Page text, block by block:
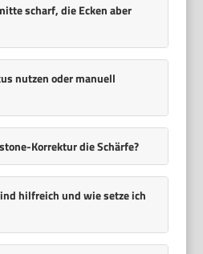
scharf, die Ecken aber
nutzen oder manuell
Korrektur die Schärfe?
hilfreich und wie setze ich